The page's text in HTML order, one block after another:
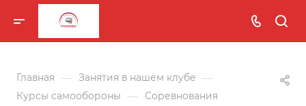
Главная — Занятия в нашем клубе —
Курсы самообороны — Соревнования